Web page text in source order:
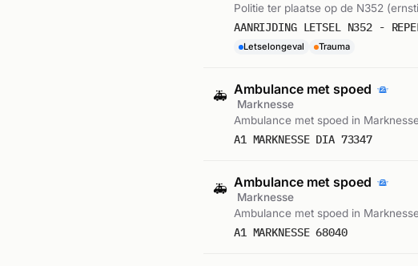
Politie ter plaatse op de N352
AANRIJDING LETSEL N352 -
Letselongeval Trauma
🚑 Ambulance met spoed
Marknesse
Ambulance met spoed in
A1 MARKNESSE DIA 73347
🚑 Ambulance met spoed
Marknesse
Ambulance met spoed in
A1 MARKNESSE 68040